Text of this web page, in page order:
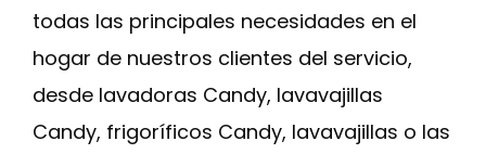
todas las principales necesidades en el
hogar de nuestros clientes del servicio,
desde lavadoras Candy, lavavajillas
Candy, frigoríficos Candy, lavavajillas o las